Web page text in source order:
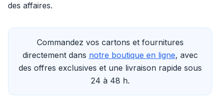
des affaires.
Commandez vos cartons et fournitures
directement dans notre boutique en ligne, avec
des offres exclusives et une livraison rapide sous
24 à 48 h.